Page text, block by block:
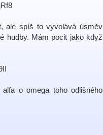
ale spíš to vyvolává úsměv
hudby. Mám pocit jako když
o omega toho odlišného